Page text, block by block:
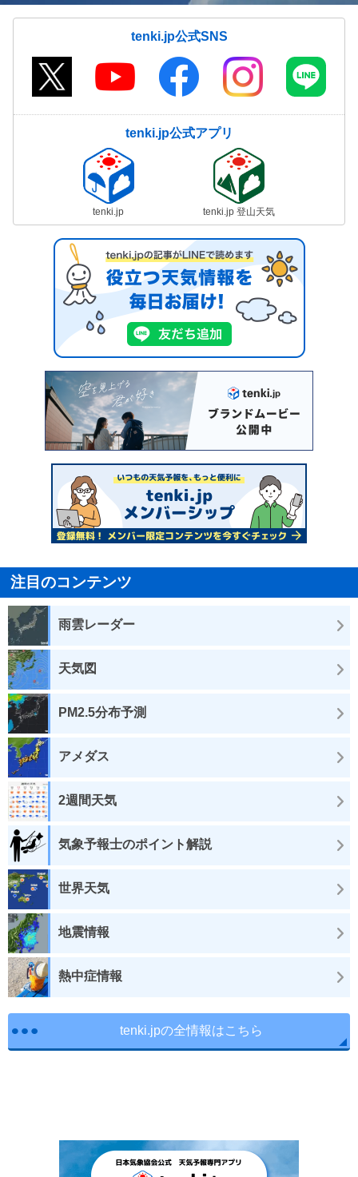
tenki.jp公式SNS
tenki.jp公式アプリ
tenki.jp tenki.jp 登山天気
注目のコンテンツ
雨雲レーダー
天気図
PM2.5分布予測
アメダス
2週間天気
気象予報士のポイント解説
世界天気
地震情報
熱中症情報
tenki.jpの全情報はこちら